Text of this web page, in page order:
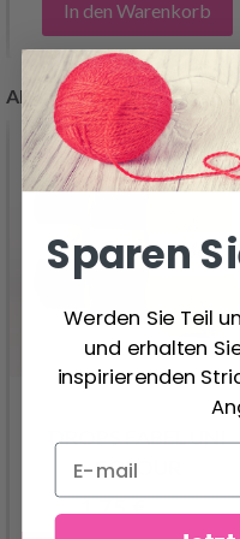
In den Warenkorb
ANDERE KUNDEN
24%Rabatt
DROPS FABEL UNI
COLOUR
1.75 €2.30 €
Sparen
Werden Sie Teil
und erhalten
inspirierenden